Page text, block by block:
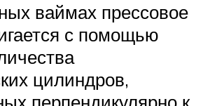
ваймах прессовое
с помощью
цилиндров,